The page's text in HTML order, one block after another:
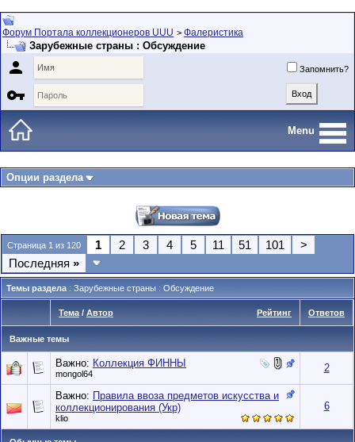
Форум Портала коллекционеров UUU > Фалеристика
Зарубежные страны : Обсуждение
 Запомнить?

Menu
Опции раздела
Страница 1 из 120 1 2 3 4 5 11 51 101
>
Последняя »
Темы раздела : Зарубежные страны : Обсуждение
Рейтинг
Тема / Автор Ответов
Важные темы
Важно: Коллекция ФИННЫ
mongol64 2
Важно: Правила ввоза предметов искусства и
коллекционирования (Укр)
klio
6